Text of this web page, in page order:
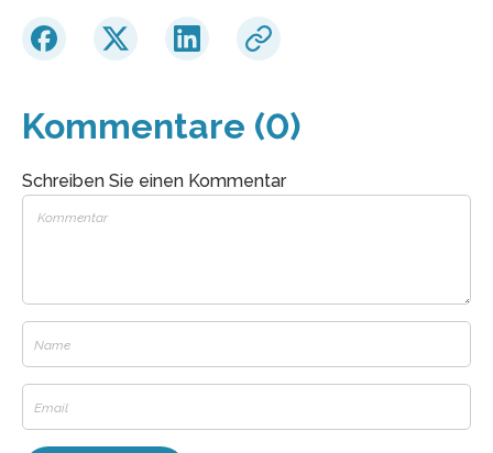
Kommentare (0)
Schreiben Sie einen Kommentar